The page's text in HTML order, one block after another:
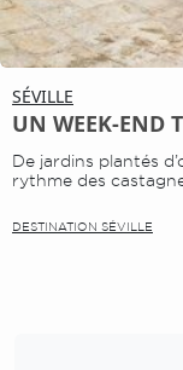
SÉVILLE
UN WEEK-END
De jardins plantés
rythme des
DESTINATION SÉVILLE